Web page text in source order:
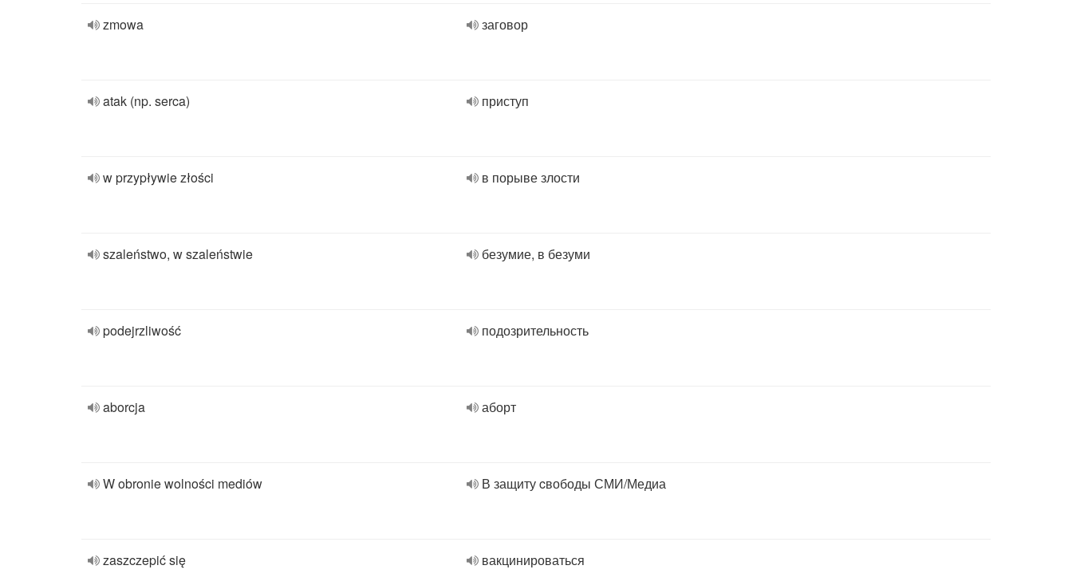
zmowa заговор
atak (np. serca) приступ
w przypływie złości в порыве злости
szaleństwo, w szaleństwie безумие, в безуми
podejrzliwość подозрительность
aborcja аборт
W obronie wolności mediów В защиту cвободы СМИ/Медиа
zaszczepić się вакцинироваться